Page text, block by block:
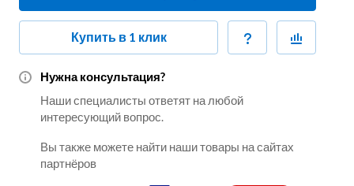
Купить в 1 клик
Нужна консультация?
Наши специалисты ответят на любой
интересующий вопрос.
Вы также можете найти наши товары на сайтах
партнёров